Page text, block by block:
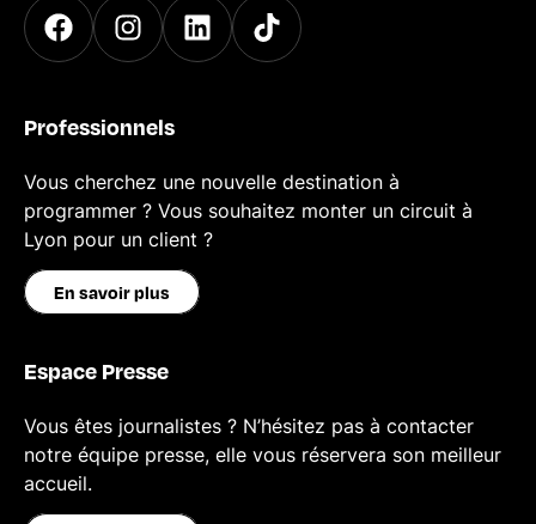
Professionnels
Vous cherchez une nouvelle destination à
programmer ? Vous souhaitez monter un circuit à
Lyon pour un client ?
En savoir plus
Espace Presse
Vous êtes journalistes ? N’hésitez pas à contacter
notre équipe presse, elle vous réservera son meilleur
accueil.